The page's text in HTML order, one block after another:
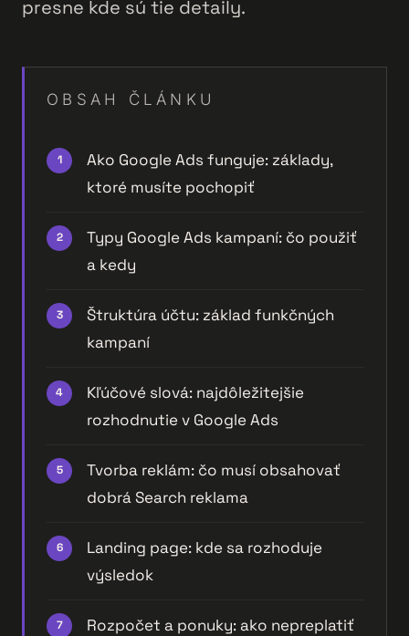
presne kde sú tie detaily.
OBSAH ČLÁNKU
Ako Google Ads funguje: základy,
ktoré musíte pochopiť
Typy Google Ads kampaní: čo použiť
a kedy
Štruktúra účtu: základ funkčných
kampaní
Kľúčové slová: najdôležitejšie
rozhodnutie v Google Ads
Tvorba reklám: čo musí obsahovať
dobrá Search reklama
Landing page: kde sa rozhoduje
výsledok
Rozpočet a ponuky: ako nepreplatiť